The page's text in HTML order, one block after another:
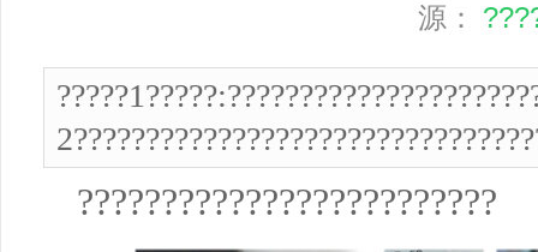
源：
?????????????????????????